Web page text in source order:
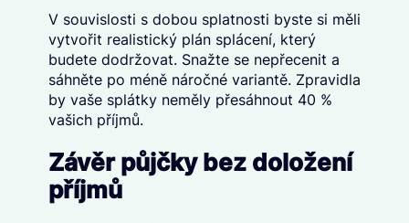
V souvislosti s dobou splatnosti byste si měli
vytvořit realistický plán splácení, který
budete dodržovat. Snažte se nepřecenit a
sáhněte po méně náročné variantě. Zpravidla
by vaše splátky neměly přesáhnout 40 %
vašich příjmů.
Závěr půjčky bez doložení
příjmů